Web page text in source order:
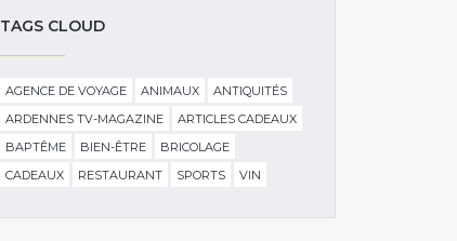
TAGS CLOUD
AGENCE DE VOYAGE ANIMAUX
ANTIQUITÉS
ARDENNES TV-MAGAZINE
ARTICLES CADEAUX
BAPTÊME
BIEN-ÊTRE
BRICOLAGE
CADEAUX
RESTAURANT SPORTS VIN